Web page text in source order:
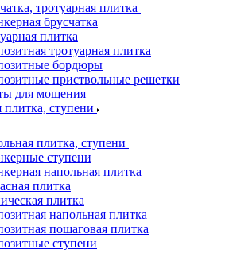
тротуарная плитка
брусчатка
плитка
тротуарная плитка
бордюры
приствольные решетки
для мощения
плитка, ступени
плитка, ступени
ступени
напольная плитка
плитка
плитка
напольная плитка
пошаговая плитка
ступени